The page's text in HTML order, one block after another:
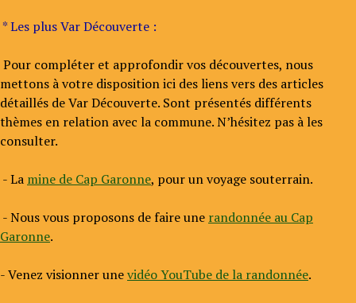
* Les plus Var Découverte :
Pour compléter et approfondir vos découvertes, nous
mettons à votre disposition ici des liens vers des articles
détaillés de Var Découverte. Sont présentés différents
thèmes en relation avec la commune. N’hésitez pas à les
consulter.
- La mine de Cap Garonne, pour un voyage souterrain.
- Nous vous proposons de faire une randonnée au Cap
Garonne.
- Venez visionner unevidéo YouTube de la randonnée.